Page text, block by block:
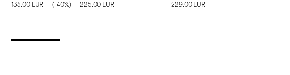
135.00 EUR (-40%) 225.00 EUR 229.00 EUR